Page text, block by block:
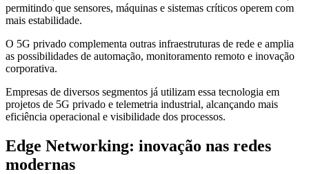
permitindo que sensores, máquinas e sistemas críticos operem com
mais estabilidade.
O 5G privado complementa outras infraestruturas de rede e amplia
as possibilidades de automação, monitoramento remoto e inovação
corporativa.
Empresas de diversos segmentos já utilizam essa tecnologia em
projetos de 5G privado e telemetria industrial, alcançando mais
eficiência operacional e visibilidade dos processos.
Edge Networking: inovação nas redes
modernas